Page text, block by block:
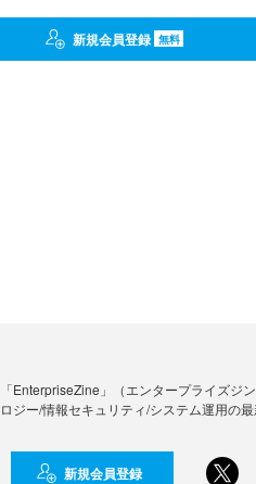
新規会員登録 無料
「EnterpriseZine」（エンタープライズジ
ロジー/情報セキュリティ/システム運用の
新規会員登録